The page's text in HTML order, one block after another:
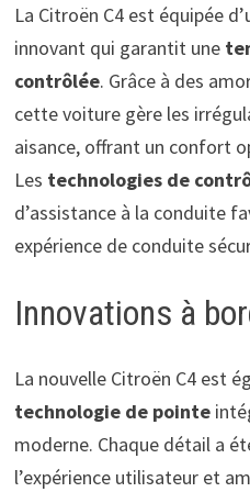
La Citroën C4 est équipée
innovant qui garantit une
contrôlée. Grâce à des
cette voiture gère les
aisance, offrant un confort
Les technologies de
d’assistance à la conduite
expérience de conduite
Innovations à
La nouvelle Citroën C4 est
technologie de pointe
moderne. Chaque détail a
l’expérience utilisateur et